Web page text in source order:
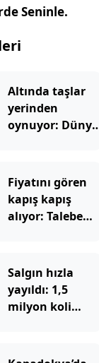
Seninle.
Altında taşlar
yerinden
oynuyor: Dünya
hamle
Fiyatını gören
kapış kapış
alıyor: Talebe
Salgın hızla
yayıldı: 1,5
milyon koli